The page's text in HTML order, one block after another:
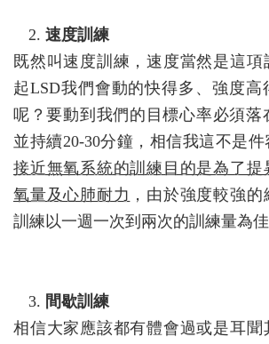
速度訓練
既然叫速度訓練，速度當然是這項
起LSD我們會動的快得多、強度高
呢？要動到我們的目標心率必須落
並持續20-30分鐘，相信我這不是件
接近無氧系統的訓練目的是為了提
氧量及心肺耐力 ，由於強度較強
訓練以一週一次到兩次的訓練量為佳
間歇訓練
相信大家應該都有體會過或是耳聞